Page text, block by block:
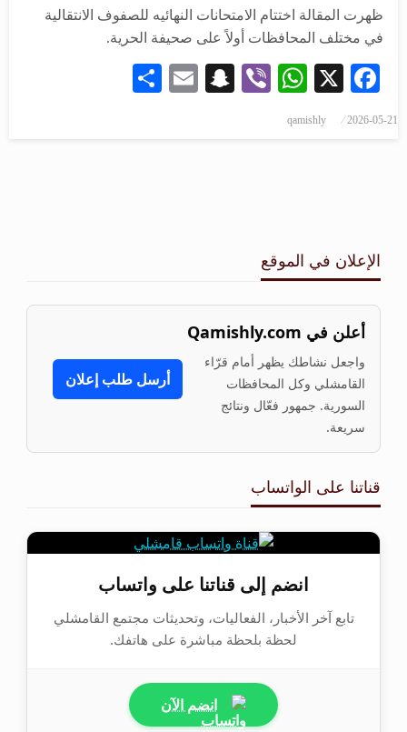
ظهرت المقالة اختتام الامتحانات النهائيه للصفوف الانتقالية
في مختلف المحافظات أولاً على صحيفة الحرية.
Facebook
X
WhatsApp
Viber
Snapchat
Email
2026-05-21
qamishly
الإعلان في الموقع
أعلن في Qamishly.com
واجعل نشاطك يظهر أمام قرّاء
القامشلي وكل المحافظات
السورية. جمهور فعّال ونتائج
سريعة.
أرسل طلب إعلان
قناتنا على الواتساب
انضم إلى قناتنا على واتساب
تابع آخر الأخبار، الفعاليات، وتحديثات مجتمع القامشلي
لحظة بلحظة مباشرة على هاتفك.
انضم الآن